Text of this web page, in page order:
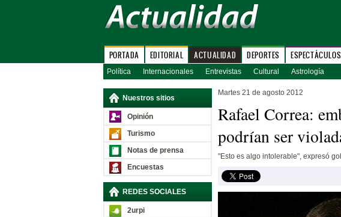
PORTADA EDITORIAL ACTUALIDAD DEPORTES ESPECTÁCULOS
Política Internacionales Entrevistas Cultural Astrología
Nuestros sitios
Opinión
Turismo
Notas de prensa
Encuestas
REDES SOCIALES
2urpi
Martes 21 de agosto 2012
Rafael Correa:
podrían ser
"Esto es algo intolerable", expresó